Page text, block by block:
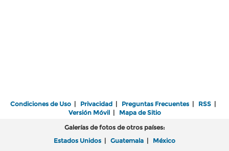
Condiciones de Uso | Privacidad | Preguntas Frecuentes | RSS |
Versión Móvil| Mapa de Sitio
Galerías de fotos de otros países:
Estados Unidos | Guatemala | México